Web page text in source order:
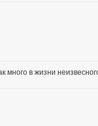
много в жизни